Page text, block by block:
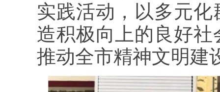
实践活动，以多元
造积极向上的良好
推动全市精神文明建